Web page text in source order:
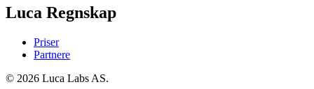
Luca Regnskap
Priser
Partnere
© 2026 Luca Labs AS.